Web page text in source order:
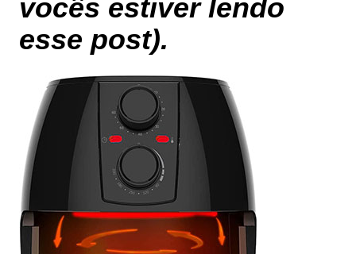
vocês estiver lendo
esse post).